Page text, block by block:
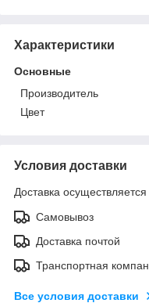
Характеристики
Основные
Производитель
Цвет
Условия доставки
Доставка
Самовывоз
Доставка почтой
Транспортная
Все условия доставки